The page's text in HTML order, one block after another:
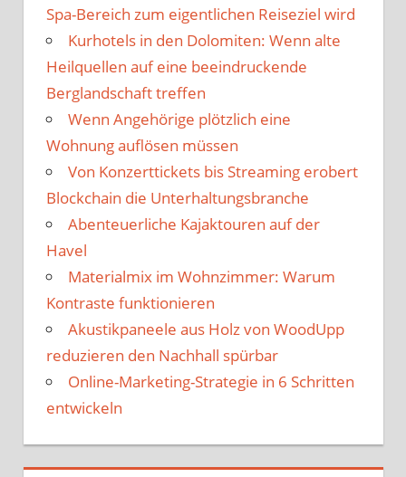
Spa-Bereich zum eigentlichen Reiseziel wird
Kurhotels in den Dolomiten: Wenn alte
Heilquellen auf eine beeindruckende
Berglandschaft treffen
Wenn Angehörige plötzlich eine
Wohnung auflösen müssen
Von Konzerttickets bis Streaming erobert
Blockchain die Unterhaltungsbranche
Abenteuerliche Kajaktouren auf der
Havel
Materialmix im Wohnzimmer: Warum
Kontraste funktionieren
Akustikpaneele aus Holz von WoodUpp
reduzieren den Nachhall spürbar
Online-Marketing-Strategie in 6 Schritten
entwickeln